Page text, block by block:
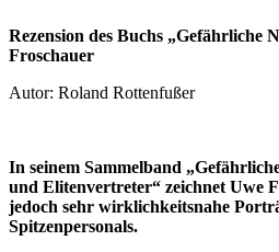
Rezension des Buchs „Gefährliche
Froschauer
Autor: Roland Rottenfußer
In seinem Sammelband
und Elitenvertreter“ zeichnet Uwe
jedoch sehr wirklichkeitsnahe
Spitzenpersonals.